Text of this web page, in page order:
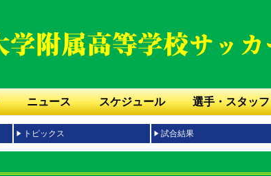
ニュース スケジュール 選手・スタッフ
トピックス 試合結果